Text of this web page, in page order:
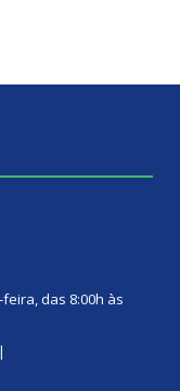
das 8:00h às